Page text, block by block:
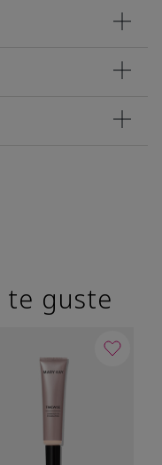
te guste